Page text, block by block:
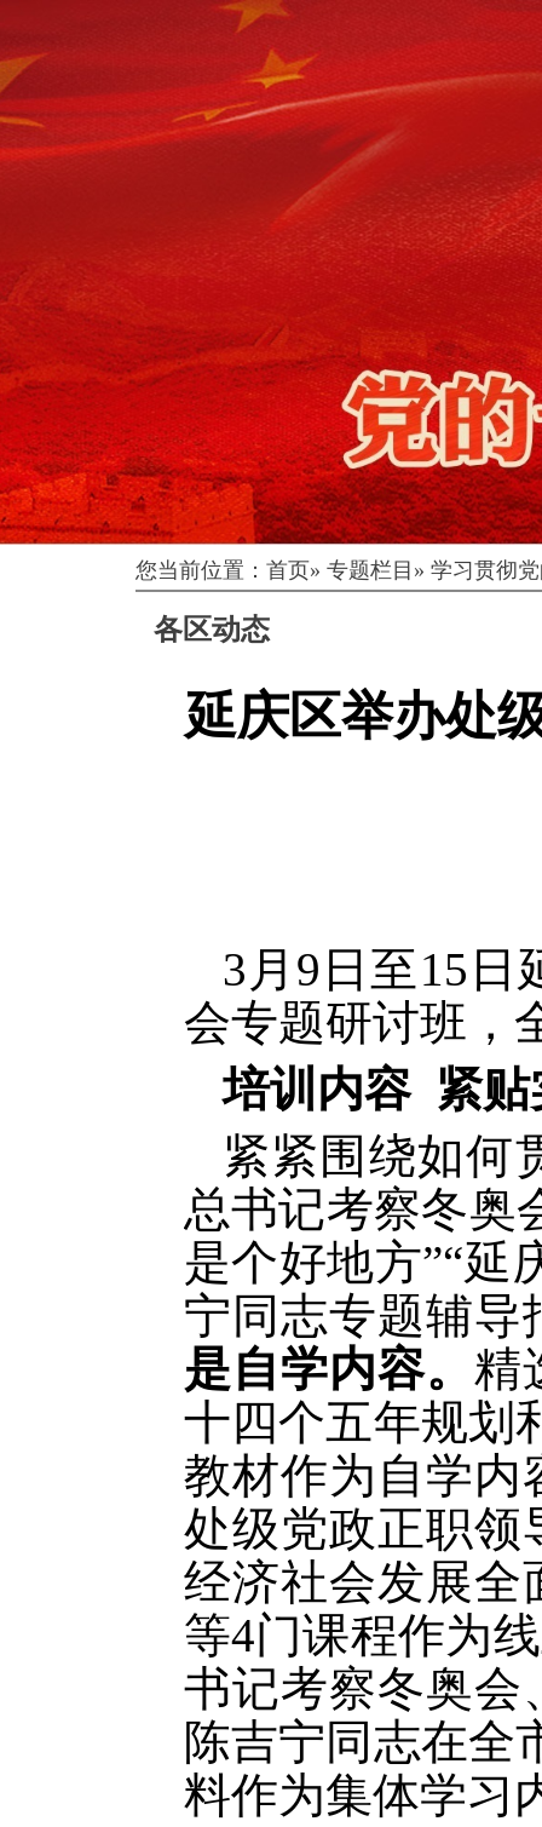
您当前位置： 首页» 专题栏目 » 学习贯彻
各区动态
延庆区举办处
3月9日至15日
会专题研讨班，
培训内容 紧
紧紧围绕如何
总书记考察冬奥
是个好地方”“延
宁同志专题辅导
是自学内容。 精
十四个五年规划
教材作为自学内
处级党政正职领
经济社会发展全
等4门课程作为
书记考察冬奥会
陈吉宁同志在全
料作为集体学习